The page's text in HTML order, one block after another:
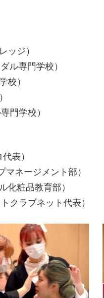
ッジ）
ル専門学校）
校）
門学校）
表）
ネージメント部）
化粧品教育部）
クラブネット代表）